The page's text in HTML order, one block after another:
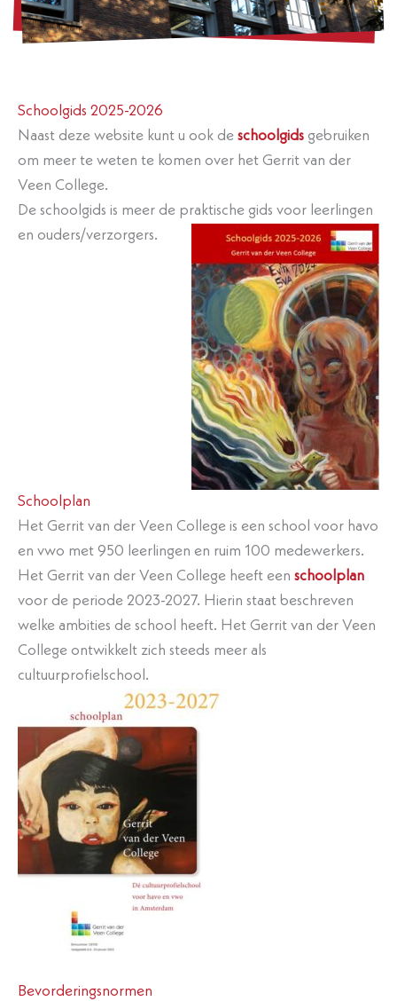
Schoolgids 2025-2026
Naast deze website kunt u ook de schoolgids gebruiken
om meer te weten te komen over het Gerrit van der
Veen College.
De schoolgids is meer de praktisc he gids voor leerlingen
en ouders/verzorgers.
Schoolplan
Het Gerrit van der Veen College is een school voor havo
en vwo met 950 leerlingen en ruim 100 medewerkers.
Het Gerrit van der Veen College heeft een schoolplan
voor de periode 2023-2027. Hierin staat beschreven
welke ambities de school heeft. Het Gerrit van der Veen
College ontwikkelt zich steeds meer als
cultuurprofielschool.
Bevorderingsnormen